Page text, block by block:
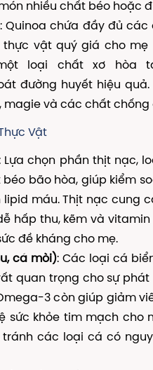
nhiều chất béo hoặc
: Quinoa chứa đầy đủ
thực vật quý giá cho mẹ
loại chất xơ hòa
đường huyết hiệu
magie và các chất chống
Vật
Lựa chọn phần thịt nạc,
bão hòa, giúp kiểm
máu. Thịt nạc cung
hấp thu, kẽm và vitamin
đề kháng cho mẹ.
cá mòi): Các loại cá
quan trọng cho sự
3 còn giúp giảm
sức khỏe tim mạch cho
các loại cá có